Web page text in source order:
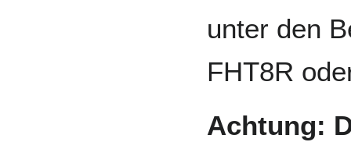
unter den
FHT8R
Achtung: